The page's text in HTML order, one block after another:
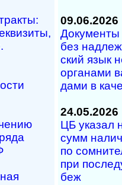
09.06.2026
Документы
без
ский язык
ор­га­на­ми
да­ми в
24.05.2026
ЦБ указал
сумм
по
при
беж